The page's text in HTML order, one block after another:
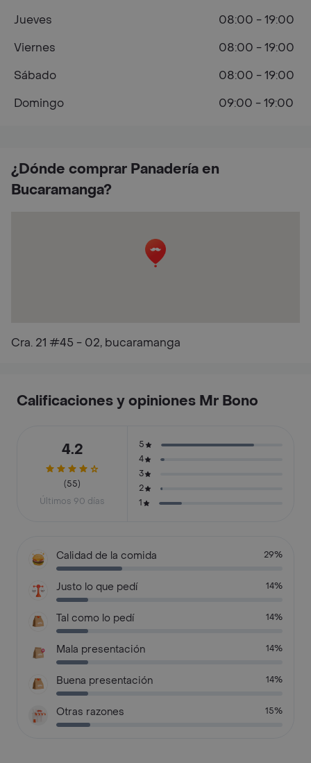
¿Dónde comprar Panadería en
Bucaramanga?
Cra. 21 #45 - 02, bucaramanga
Jueves
08:00 - 19:00
Viernes
08:00 - 19:00
Sábado
08:00 - 19:00
Domingo
09:00 - 19:00
Calificaciones y opiniones Mr Bono
4.2
(55)
Últimos 90 días
5
4
3
2
1
Calidad de la comida 29%
Justo lo que pedí 14%
Tal como lo pedí 14%
Mala presentación 14%
Buena presentación 14%
Otras razones 15%